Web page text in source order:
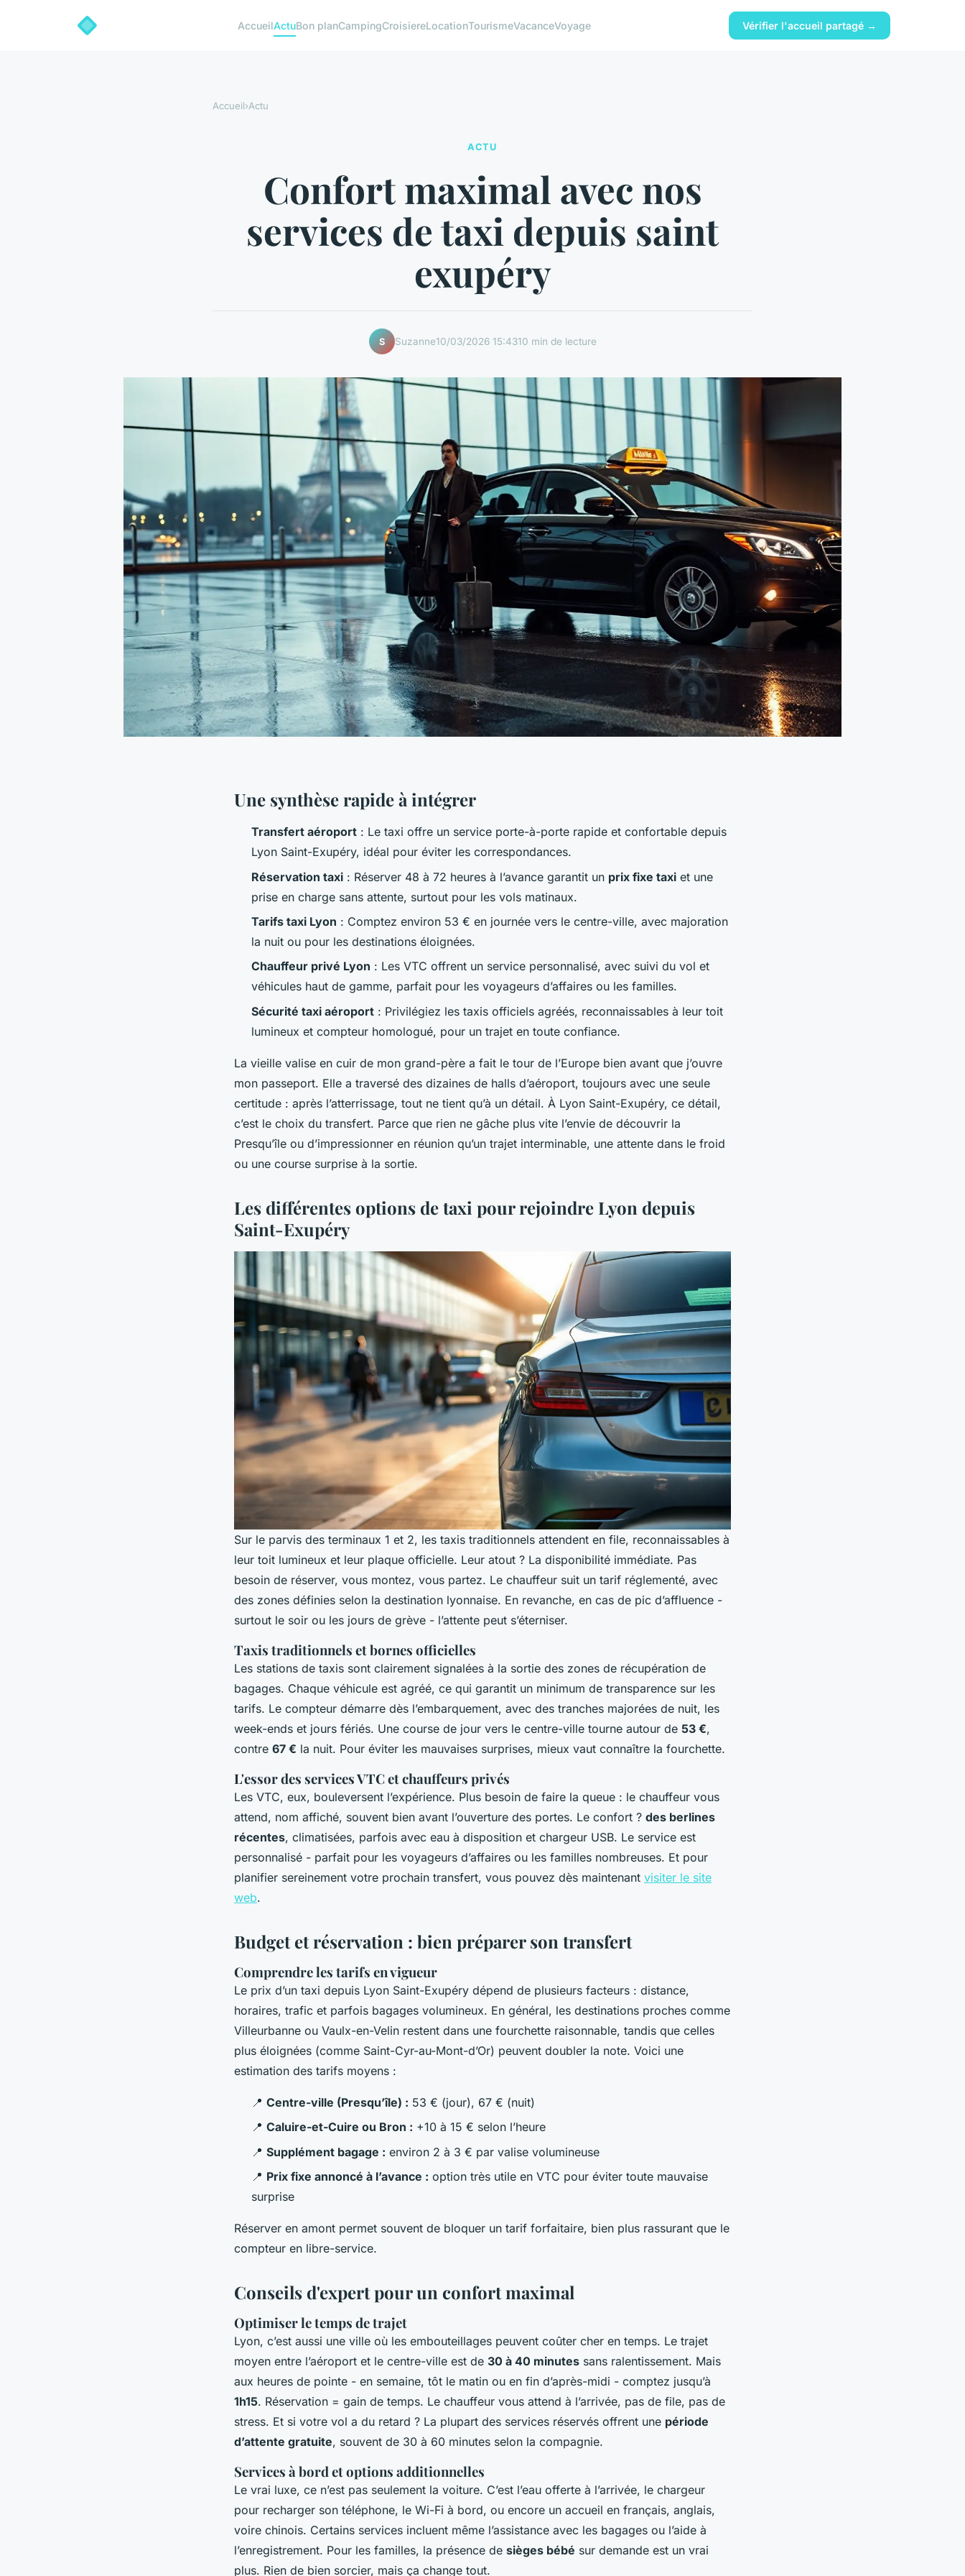
AccueilActuBon planCampingCroisiereLocationTourismeVacanceVoyage Vérifier l'accueil partagé →
Accueil›Actu
ACTU
Confort maximal avec nos
services de taxi depuis saint
exupéry
S Suzanne10/03/2026 15:4310 min de lecture
Une synthèse rapide à intégrer
Transfert aéroport : Le taxi offre un service porte-à-porte rapide et confortable depuis
Lyon Saint-Exupéry, idéal pour éviter les correspondances.
Réservation taxi : Réserver 48 à 72 heures à l’avance garantit un prix fixe taxi et une
prise en charge sans attente, surtout pour les vols matinaux.
Tarifs taxi Lyon : Comptez environ 53 € en journée vers le centre-ville, avec majoration
la nuit ou pour les destinations éloignées.
Chauffeur privé Lyon : Les VTC offrent un service personnalisé, avec suivi du vol et
véhicules haut de gamme, parfait pour les voyageurs d’affaires ou les familles.
Sécurité taxi aéroport : Privilégiez les taxis officiels agréés, reconnaissables à leur toit
lumineux et compteur homologué, pour un trajet en toute confiance.
La vieille valise en cuir de mon grand-père a fait le tour de l’Europe bien avant que j’ouvre
mon passeport. Elle a traversé des dizaines de halls d’aéroport, toujours avec une seule
certitude : après l’atterrissage, tout ne tient qu’à un détail. À Lyon Saint-Exupéry, ce détail,
c’est le choix du transfert. Parce que rien ne gâche plus vite l’envie de découvrir la
Presqu’île ou d’impressionner en réunion qu’un trajet interminable, une attente dans le froid
ou une course surprise à la sortie.
Les différentes options de taxi pour rejoindre Lyon depuis
Saint-Exupéry
Sur le parvis des terminaux 1 et 2, les taxis traditionnels attendent en file, reconnaissables à
leur toit lumineux et leur plaque officielle. Leur atout ? La disponibilité immédiate. Pas
besoin de réserver, vous montez, vous partez. Le chauffeur suit un tarif réglementé, avec
des zones définies selon la destination lyonnaise. En revanche, en cas de pic d’affluence -
surtout le soir ou les jours de grève - l’attente peut s’éterniser.
Taxis traditionnels et bornes officielles
Les stations de taxis sont clairement signalées à la sortie des zones de récupération de
bagages. Chaque véhicule est agréé, ce qui garantit un minimum de transparence sur les
tarifs. Le compteur démarre dès l’embarquement, avec des tranches majorées de nuit, les
week-ends et jours fériés. Une course de jour vers le centre-ville tourne autour de 53 €,
contre 67 € la nuit. Pour éviter les mauvaises surprises, mieux vaut connaître la fourchette.
L'essor des services VTC et chauffeurs privés
Les VTC, eux, bouleversent l’expérience. Plus besoin de faire la queue : le chauffeur vous
attend, nom affiché, souvent bien avant l’ouverture des portes. Le confort ? des berlines
récentes, climatisées, parfois avec eau à disposition et chargeur USB. Le service est
personnalisé - parfait pour les voyageurs d’affaires ou les familles nombreuses. Et pour
planifier sereinement votre prochain transfert, vous pouvez dès maintenant visiter le site
web.
Budget et réservation : bien préparer son transfert
Comprendre les tarifs en vigueur
Le prix d’un taxi depuis Lyon Saint-Exupéry dépend de plusieurs facteurs : distance,
horaires, trafic et parfois bagages volumineux. En général, les destinations proches comme
Villeurbanne ou Vaulx-en-Velin restent dans une fourchette raisonnable, tandis que celles
plus éloignées (comme Saint-Cyr-au-Mont-d’Or) peuvent doubler la note. Voici une
estimation des tarifs moyens :
📍 Centre-ville (Presqu’île) : 53 € (jour), 67 € (nuit)
📍 Caluire-et-Cuire ou Bron : +10 à 15 € selon l’heure
📍 Supplément bagage : environ 2 à 3 € par valise volumineuse
📍 Prix fixe annoncé à l’avance : option très utile en VTC pour éviter toute mauvaise
surprise
Réserver en amont permet souvent de bloquer un tarif forfaitaire, bien plus rassurant que le
compteur en libre-service.
Conseils d'expert pour un confort maximal
Optimiser le temps de trajet
Lyon, c’est aussi une ville où les embouteillages peuvent coûter cher en temps. Le trajet
moyen entre l’aéroport et le centre-ville est de 30 à 40 minutes sans ralentissement. Mais
aux heures de pointe - en semaine, tôt le matin ou en fin d’après-midi - comptez jusqu’à
1h15. Réservation = gain de temps. Le chauffeur vous attend à l’arrivée, pas de file, pas de
stress. Et si votre vol a du retard ? La plupart des services réservés offrent une période
d’attente gratuite, souvent de 30 à 60 minutes selon la compagnie.
Services à bord et options additionnelles
Le vrai luxe, ce n’est pas seulement la voiture. C’est l’eau offerte à l’arrivée, le chargeur
pour recharger son téléphone, le Wi-Fi à bord, ou encore un accueil en français, anglais,
voire chinois. Certains services incluent même l’assistance avec les bagages ou l’aide à
l’enregistrement. Pour les familles, la présence de sièges bébé sur demande est un vrai
plus. Rien de bien sorcier, mais ça change tout.